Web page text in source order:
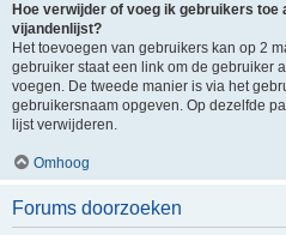
Hoe verwijder of voeg ik gebruikers toe
vijandenlijst?
Het toevoegen van gebruikers kan op 2
gebruiker staat een link om de gebruiker
voegen. De tweede manier is via het
gebruikersnaam opgeven. Op dezelfde
lijst verwijderen.
Omhoog
Forums doorzoeken